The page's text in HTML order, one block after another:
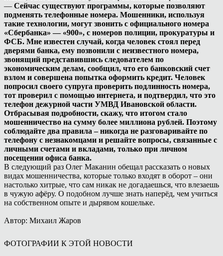
— Сейчас существуют программы, которые позволяют
подменять телефонные номера. Мошенники, используя
такие технологии, могут звонить с официального номера
«Сбербанка» — «900», с номеров полиции, прокуратуры и
ФСБ. Мне известен случай, когда человек стоял перед
дверями банка, ему позвонили с неизвестного номера,
звонящий представившись следователем по
экономическим делам, сообщил, что его банковский счет
взлом и совершена попытка оформить кредит. Человек
попросил своего супруга проверить подлинность номера,
тот проверил с помощью интернета, и подтвердил, что это
телефон дежурной части УМВД Ивановской области.
Отбрасывая подробности, скажу, что итогом стало
мошенничество на сумму более миллиона рублей. Поэтому
соблюдайте два правила – никогда не разговаривайте по
телефону с незнакомцами и решайте вопросы, связанные с
личными счетами и вкладами, только при личном
посещении офиса банка.
В следующий раз Олег Маканин обещал рассказать о новых
видах мошенничества, которые только входят в оборот – они
настолько хитрые, что сам никак не догадаешься, что влезаешь
в чужую афёру. О подобном лучше знать наперёд, чем учиться
на собственном опыте и дырявом кошельке.
Автор: Михаил Жаров
ФОТОГРАФИИ К ЭТОЙ НОВОСТИ